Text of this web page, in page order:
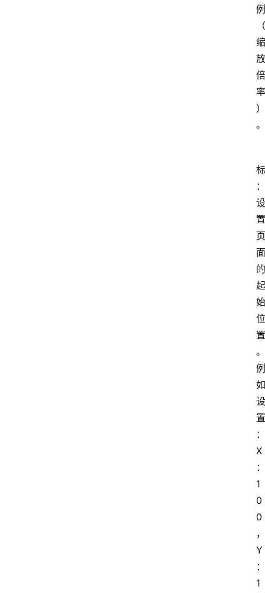
例
（
缩
放
倍
率
）
。
标
：
设
置
页
面
的
起
始
位
置
。
例
如
设
置
：
X
：
1
0
0
，
Y
：
1